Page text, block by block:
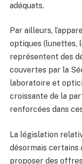
adéquats.
Par ailleurs,
optiques (lunettes,
représentent des
couvertes par la
laboratoire et
croissante de la
renforcées dans
La législation
désormais certains
proposer des